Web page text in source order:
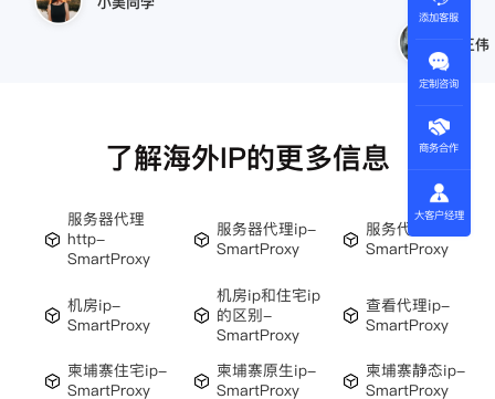
了解海外IP的更多信息
服务器代理
http-
SmartProxy
服务器代理ip-
SmartProxy
服务代理-
SmartProxy
机房ip-
SmartProxy
机房ip和住宅ip
的区别-
SmartProxy
查看代理ip-
SmartProxy
柬埔寨住宅ip-
SmartProxy
柬埔寨原生ip-
SmartProxy
柬埔寨静态ip-
SmartProxy
添加客服
定制咨询
商务合作
大客户经理